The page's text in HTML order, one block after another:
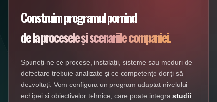
Construim programul pornind
de la procesele și scenariile companiei.
Spuneți-ne ce procese, instalații, sisteme sau moduri de
defectare trebuie analizate și ce competențe doriți să
dezvoltați. Vom configura un program adaptat nivelului
echipei și obiectivelor tehnice, care poate integra studii